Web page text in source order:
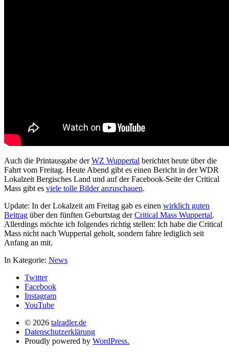
Auch die Printausgabe derWZ Wuppertal berichtet heute über die
Fahrt vom Freitag. Heute Abend gibt es einen Bericht in der WDR
Lokalzeit Bergisches Land und auf der Facebook-Seite der Critical
Mass gibt es viele tolle Bilder anzuschauen.
Update: In der Lokalzeit am Freitag gab es einen wirklich guten
Beitrag über den fünften Geburtstag derCritical Mass Wuppertal.
Allerdings möchte ich folgendes richtig stellen: Ich habe die Critical
Mass nicht nach Wuppertal geholt, sondern fahre lediglich seit
Anfang an mit.
In Kategorie: News
Twitter
Facebook
Instagram
YouTube
© 2026 talradler.de
Datenschutzerklärung
Proudly powered by WordPress.